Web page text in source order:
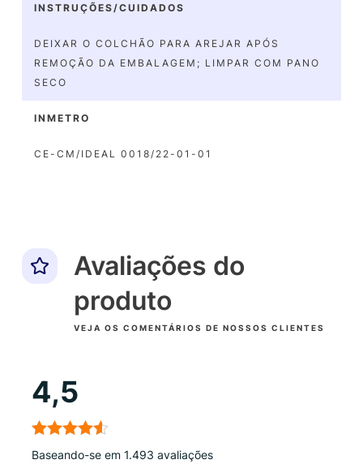
INSTRUÇÕES/CUIDADOS
DEIXAR O COLCHÃO PARA AREJAR APÓS
REMOÇÃO DA EMBALAGEM; LIMPAR COM PANO
SECO
INMETRO
CE-CM/IDEAL 0018/22-01-01
Avaliações do
produto
VEJA OS COMENTÁRIOS DE NOSSOS CLIENTES
4,5
Baseando-se em 1.493 avaliações